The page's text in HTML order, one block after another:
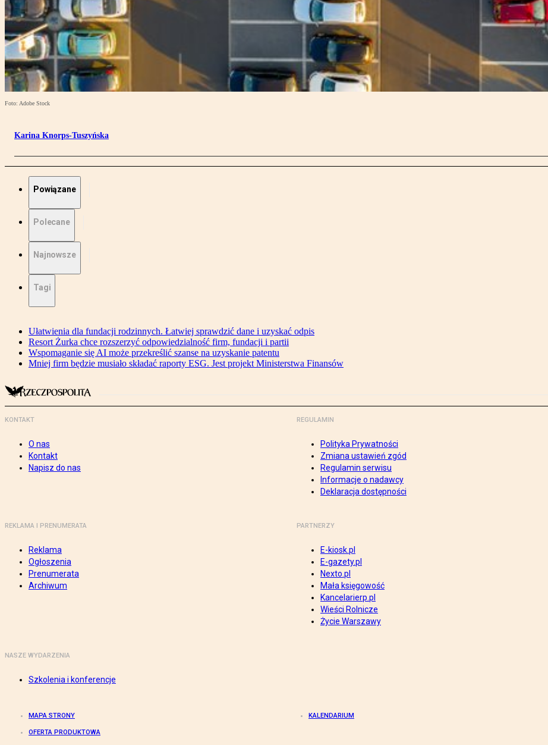
Foto: Adobe Stock
Karina Knorps-Tuszyńska
Powiązane
Polecane
Najnowsze
Tagi
Ułatwienia dla fundacji rodzinnych. Łatwiej sprawdzić dane i uzyskać odpis
Resort Żurka chce rozszerzyć odpowiedzialność firm, fundacji i partii
Wspomaganie się AI może przekreślić szanse na uzyskanie patentu
Mniej firm będzie musiało składać raporty ESG. Jest projekt Ministerstwa Finansów
KONTAKT
O nas
Kontakt
Napisz do nas
REGULAMIN
Polityka Prywatności
Zmiana ustawień zgód
Regulamin serwisu
Informacje o nadawcy
Deklaracja dostępności
REKLAMA I PRENUMERATA
Reklama
Ogłoszenia
Prenumerata
Archiwum
PARTNERZY
E-kiosk.pl
E-gazety.pl
Nexto.pl
Mała księgowość
Kancelarierp.pl
Wieści Rolnicze
Życie Warszawy
NASZE WYDARZENIA
Szkolenia i konferencje
MAPA STRONY KALENDARIUM
OFERTA PRODUKTOWA